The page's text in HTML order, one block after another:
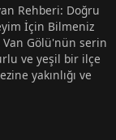
Rehberi: Doğru
İçin Bilmeniz
Gölü'nün serin
ve yeşil bir ilçe
yakınlığı ve